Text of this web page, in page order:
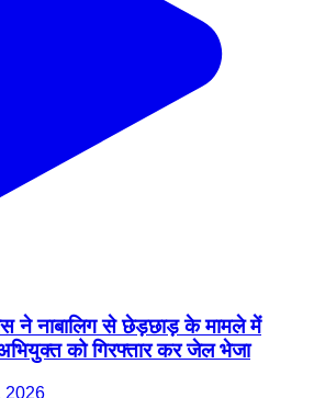
ने नाबालिग से छेड़छाड़ के मामले में
अभियुक्त को गिरफ्तार कर जेल भेजा
2026